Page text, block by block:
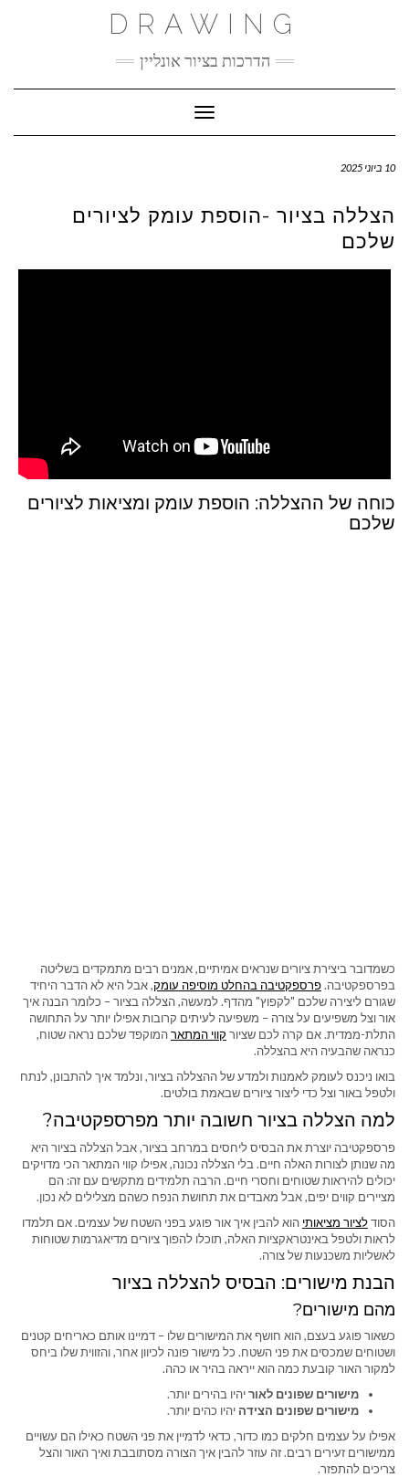
DRAWING
הדרכות בציור אונליין
Toggle Navigation
10 ביוני 2025
הצללה בציור -הוספת עומק לציורים
שלכם
כוחה של ההצללה: הוספת עומק ומציאות לציורים
שלכם
כשמדובר ביצירת ציורים שנראים אמיתיים, אמנים רבים מתמקדים בשליטה
בפרספקטיבה.פרספקטיבה בהחלט מוסיפה עומק, אבל היא לא הדבר היחיד
שגורם ליצירה שלכם "לקפוץ" מהדף. למעשה, הצללה בציור – כלומר הבנה איך
אור וצל משפיעים על צורה – משפיעה לעיתים קרובות אפילו יותר על התחושה
התלת-ממדית. אם קרה לכם שציור קווי המתארהמוקפד שלכם נראה שטוח,
כנראה שהבעיה היא בהצללה.
בואו ניכנס לעומק לאמנות ולמדע של ההצללה בציור, ונלמד איך להתבונן, לנתח
ולטפל באור וצל כדי ליצור ציורים שבאמת בולטים.
למה הצללה בציור חשובה יותר מפרספקטיבה?
פרספקטיבה יוצרת את הבסיס ליחסים במרחב בציור, אבל הצללה בציור היא
מה שנותן לצורות האלה חיים. בלי הצללה נכונה, אפילו קווי המתאר הכי מדויקים
יכולים להיראות שטוחים וחסרי חיים. הרבה תלמידים מתקשים עם זה: הם
מציירים קווים יפים, אבל מאבדים את תחושת הנפח כשהם מצלילים לא נכון.
הסודלציור מציאותי הוא להבין איך אור פוגע בפני השטח של עצמים. אם תלמדו
לראות ולטפל באינטראקציות האלה, תוכלו להפוך ציורים מדיאגרמות שטוחות
לאשליות משכנעות של צורה.
הבנת מישורים: הבסיס להצללה בציור
מהם מישורים?
כשאור פוגע בעצם, הוא חושף את המישורים שלו – דמיינו אותם כאריחים קטנים
ושטוחים שמכסים את פני השטח. כל מישור פונה לכיוון אחר, והזווית שלו ביחס
למקור האור קובעת כמה הוא ייראה בהיר או כהה.
מישורים שפונים לאוריהיו בהירים יותר.
מישורים שפונים הצידה יהיו כהים יותר.
אפילו על עצמים חלקים כמו כדור, כדאי לדמיין את פני השטח כאילו הם עשויים
ממישורים זעירים רבים. זה עוזר להבין איך הצורה מסתובבת ואיך האור והצל
צריכים להתפזר.